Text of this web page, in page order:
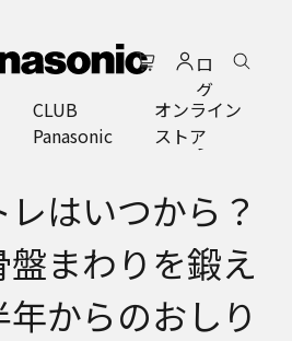
ロ
グ
イ
ン
CLUB
Panasonic
オンライン
ストア
はいつから？
まわりを鍛え
からのおしり